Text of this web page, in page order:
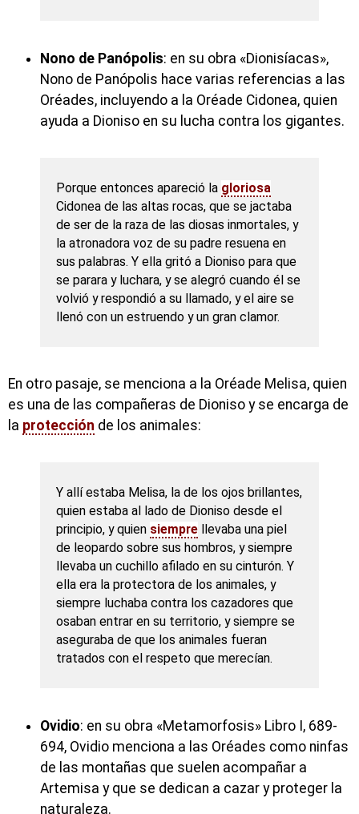
Nono de Panópolis: en su obra «Dionisíacas»,
Nono de Panópolis hace varias referencias a las
Oréades, incluyendo a la Oréade Cidonea, quien
ayuda a Dioniso en su lucha contra los gigantes.
Porque entonces apareció la gloriosa
Cidonea de las altas rocas, que se jactaba
de ser de la raza de las diosas inmortales, y
la atronadora voz de su padre resuena en
sus palabras. Y ella gritó a Dioniso para que
se parara y luchara, y se alegró cuando él se
volvió y respondió a su llamado, y el aire se
llenó con un estruendo y un gran clamor.
En otro pasaje, se menciona a la Oréade Melisa, quien
es una de las compañeras de Dioniso y se encarga de
la protección de los animales:
Y allí estaba Melisa, la de los ojos brillantes,
quien estaba al lado de Dioniso desde el
principio, y quien siempre llevaba una piel
de leopardo sobre sus hombros, y siempre
llevaba un cuchillo afilado en su cinturón. Y
ella era la protectora de los animales, y
siempre luchaba contra los cazadores que
osaban entrar en su territorio, y siempre se
aseguraba de que los animales fueran
tratados con el respeto que merecían.
Ovidio: en su obra «Metamorfosis» Libro I, 689-
694, Ovidio menciona a las Oréades como ninfas
de las montañas que suelen acompañar a
Artemisa y que se dedican a cazar y proteger la
naturaleza.